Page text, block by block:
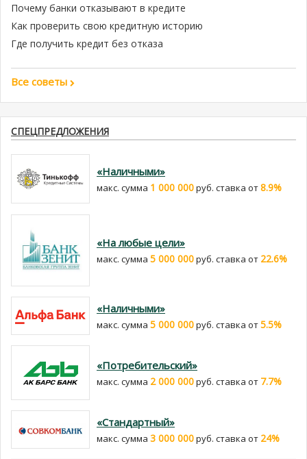
Почему банки отказывают в кредите
Как проверить свою кредитную историю
Где получить кредит без отказа
Все советы
СПЕЦПРЕДЛОЖЕНИЯ
«Наличными»
макс. сумма 1 000 000руб. cтавка от8.9%
«На любые цели»
макс. сумма 5 000 000руб. cтавка от 22.6%
«Наличными»
макс. сумма 5 000 000руб. cтавка от5.5%
«Потребительский»
макс. сумма 2 000 000руб. cтавка от 7.7%
«Стандартный»
макс. сумма 3 000 000руб. cтавка от 24%